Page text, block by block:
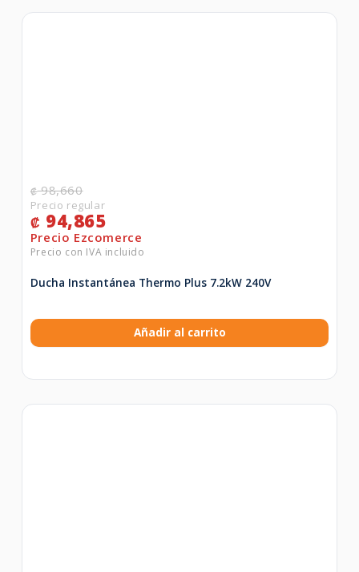
₡98,660
₡ 94,865
Ducha Instantánea Thermo Plus 7.2kW 240V
Añadir al carrito